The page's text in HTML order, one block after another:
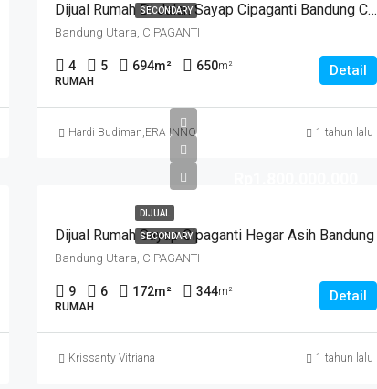
SECONDARY Dijual Rumah Di Jalan Sayap Cipaganti Bandung Currie
Bandung Utara, CIPAGANTI
4 5 694m² 650m²
RUMAH
Detail
Hardi Budiman,ERA INNO 1 tahun lalu
DIJUAL
SECONDARY
Dijual Rumah Sayap Cipaganti Hegar Asih Bandung
Bandung Utara, CIPAGANTI
9 6 172m² 344m²
RUMAH
Detail
Krissanty Vitriana 1 tahun lalu